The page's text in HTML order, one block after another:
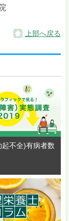
上部へ戻る
起不全)有病者数